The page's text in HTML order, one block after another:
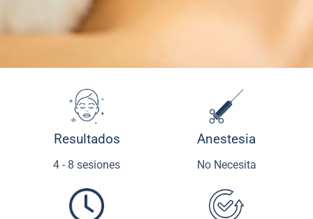
Resultados
4 - 8 sesiones
Anestesia
No Necesita